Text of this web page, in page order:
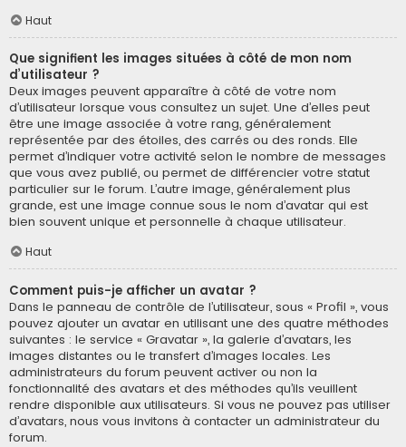
Haut
Que signifient les images situées à côté de mon nom
d’utilisateur ?
Deux images peuvent apparaître à côté de votre nom
d’utilisateur lorsque vous consultez un sujet. Une d’elles peut
être une image associée à votre rang, généralement
représentée par des étoiles, des carrés ou des ronds. Elle
permet d’indiquer votre activité selon le nombre de messages
que vous avez publié, ou permet de différencier votre statut
particulier sur le forum. L’autre image, généralement plus
grande, est une image connue sous le nom d’avatar qui est
bien souvent unique et personnelle à chaque utilisateur.
Haut
Comment puis-je afficher un avatar ?
Dans le panneau de contrôle de l’utilisateur, sous « Profil », vous
pouvez ajouter un avatar en utilisant une des quatre méthodes
suivantes : le service « Gravatar », la galerie d’avatars, les
images distantes ou le transfert d’images locales. Les
administrateurs du forum peuvent activer ou non la
fonctionnalité des avatars et des méthodes qu’ils veuillent
rendre disponible aux utilisateurs. Si vous ne pouvez pas utiliser
d’avatars, nous vous invitons à contacter un administrateur du
forum.